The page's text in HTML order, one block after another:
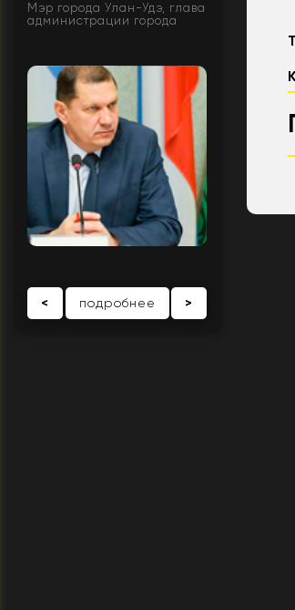
Мэр города Улан-Удэ, глава
администрации города
< подробнее >